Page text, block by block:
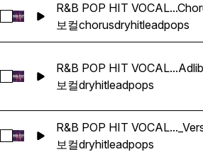
Vocal
R&B POP HIT
R&B POP HIT
보컬chorusdryhitleadpops
R&B POP HIT
R&B POP HIT
보컬dryhitleadpops
R&B POP HIT
R&B POP HIT
보컬dryhitleadpops